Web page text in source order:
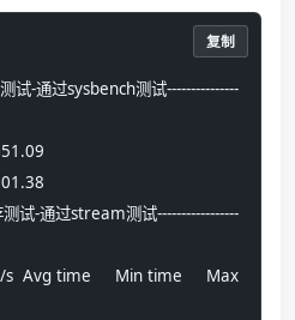
试-通过sysbench测试---------------
测试-通过stream测试-----------------
s  Avg time     Min time     Max
复制